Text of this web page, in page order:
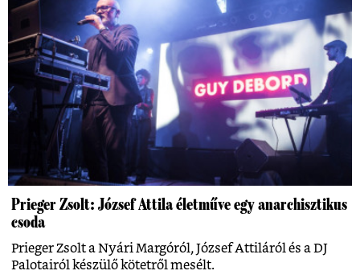
Prieger Zsolt: József Attila életműve egy anarchisztikus
csoda
Prieger Zsolt a Nyári Margóról, József Attiláról és a DJ
Palotairól készülő kötetről mesélt.